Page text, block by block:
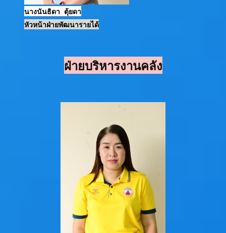
นางนันธิดา ตุ้ยดา
หัวหน้าฝ่ายพัฒนารายได้
ฝ่ายบริหารงานคลัง